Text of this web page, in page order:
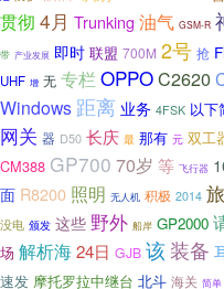
贯彻 4月 Trunking 油气 GSM-R
带 产业发展 即时 联盟 700M 2号 抢
UHF 增 无 专栏 OPPOC2620
Windows 距离 业务 4FSK 以下
网关 器 D50 长庆 最 那有 元 双工
CM388 GP700 70岁 等 飞行器
面 R8200 照明 无人机 积极 2014 旅
没电 颁发 这些 野外 船岸 GP2000
场 解析海24日 GJB 该装备
速发 摩托罗拉中继台 北斗 海关 简单